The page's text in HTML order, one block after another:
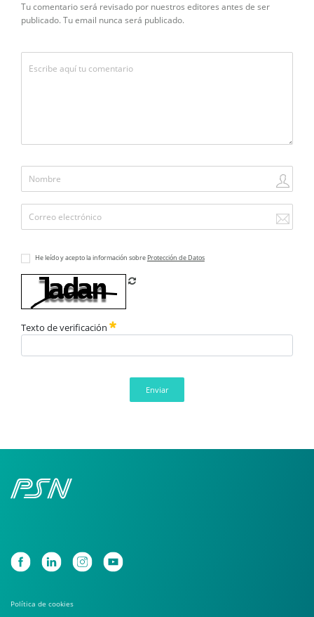
Tu comentario será revisado por nuestros editores antes de ser
publicado. Tu email nunca será publicado.
He leído y acepto la información sobre Protección de Datos
Texto de verificación
Enviar
Política de cookies